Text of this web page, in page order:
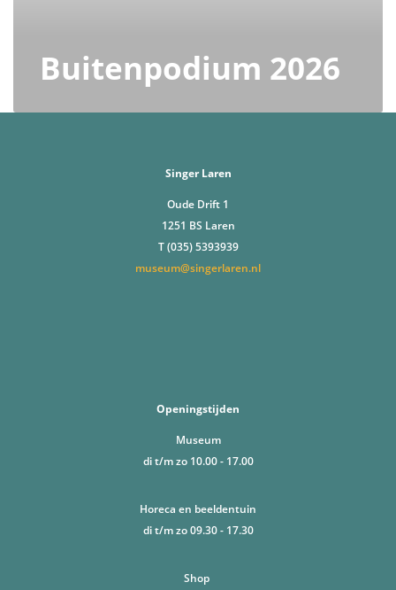
Buitenpodium 2026
Singer Laren
Oude Drift 1
1251 BS Laren
T (035) 5393939
museum@singerlaren.nl
Openingstijden
Museum
di t/m zo 10.00 - 17.00
Horeca en beeldentuin
di t/m zo 09.30 - 17.30
Shop